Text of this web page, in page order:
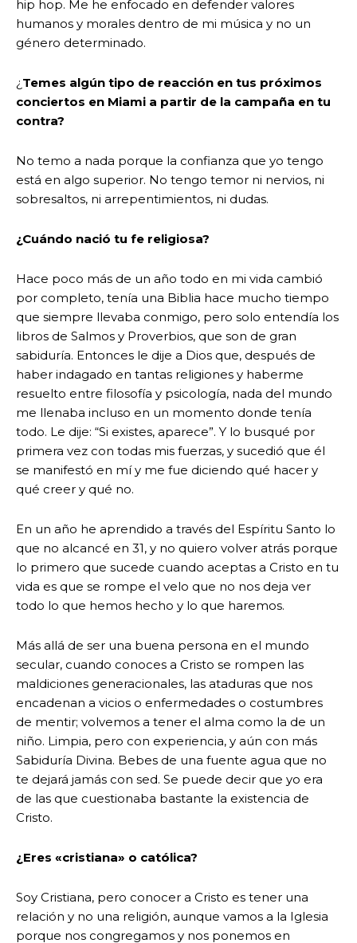
hip hop. Me he enfocado en defender valores
humanos y morales dentro de mi música y no un
género determinado.
¿ Temes algún tipo de reacción en tus próximos
conciertos en Miami a partir de la campaña en tu
contra?
No temo a nada porque la confianza que yo tengo
está en algo superior. No tengo temor ni nervios, ni
sobresaltos, ni arrepentimientos, ni dudas.
¿Cuándo nació tu fe religiosa?
Hace poco más de un año todo en mi vida cambió
por completo, tenía una Biblia hace mucho tiempo
que siempre llevaba conmigo, pero solo entendía los
libros de Salmos y Proverbios, que son de gran
sabiduría. Entonces le dije a Dios que, después de
haber indagado en tantas religiones y haberme
resuelto entre filosofía y psicología, nada del mundo
me llenaba incluso en un momento donde tenía
todo. Le dije: “Si existes, aparece”. Y lo busqué por
primera vez con todas mis fuerzas, y sucedió que él
se manifestó en mí y me fue diciendo qué hacer y
qué creer y qué no.
En un año he aprendido a través del Espíritu Santo lo
que no alcancé en 31, y no quiero volver atrás porque
lo primero que sucede cuando aceptas a Cristo en tu
vida es que se rompe el velo que no nos deja ver
todo lo que hemos hecho y lo que haremos.
Más allá de ser una buena persona en el mundo
secular, cuando conoces a Cristo se rompen las
maldiciones generacionales, las ataduras que nos
encadenan a vicios o enfermedades o costumbres
de mentir; volvemos a tener el alma como la de un
niño. Limpia, pero con experiencia, y aún con más
Sabiduría Divina. Bebes de una fuente agua que no
te dejará jamás con sed. Se puede decir que yo era
de las que cuestionaba bastante la existencia de
Cristo.
¿Eres «cristiana» o católica?
Soy Cristiana, pero conocer a Cristo es tener una
relación y no una religión, aunque vamos a la Iglesia
porque nos congregamos y nos ponemos en